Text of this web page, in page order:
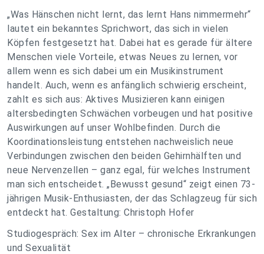
„Was Hänschen nicht lernt, das lernt Hans nimmermehr“
lautet ein bekanntes Sprichwort, das sich in vielen
Köpfen festgesetzt hat. Dabei hat es gerade für ältere
Menschen viele Vorteile, etwas Neues zu lernen, vor
allem wenn es sich dabei um ein Musikinstrument
handelt. Auch, wenn es anfänglich schwierig erscheint,
zahlt es sich aus: Aktives Musizieren kann einigen
altersbedingten Schwächen vorbeugen und hat positive
Auswirkungen auf unser Wohlbefinden. Durch die
Koordinationsleistung entstehen nachweislich neue
Verbindungen zwischen den beiden Gehirnhälften und
neue Nervenzellen – ganz egal, für welches Instrument
man sich entscheidet. „Bewusst gesund“ zeigt einen 73-
jährigen Musik-Enthusiasten, der das Schlagzeug für sich
entdeckt hat. Gestaltung: Christoph Hofer
Studiogespräch: Sex im Alter – chronische Erkrankungen
und Sexualität